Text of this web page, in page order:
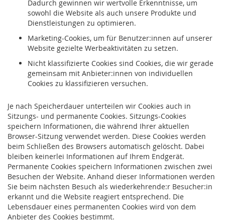
Dadurch gewinnen wir wertvolle Erkenntnisse, um
sowohl die Website als auch unsere Produkte und
Dienstleistungen zu optimieren.
Marketing-Cookies, um für Benutzer:innen auf unserer
Website gezielte Werbeaktivitäten zu setzen.
Nicht klassifizierte Cookies sind Cookies, die wir gerade
gemeinsam mit Anbieter:innen von individuellen
Cookies zu klassifizieren versuchen.
Je nach Speicherdauer unterteilen wir Cookies auch in
Sitzungs- und permanente Cookies. Sitzungs-Cookies
speichern Informationen, die während Ihrer aktuellen
Browser-Sitzung verwendet werden. Diese Cookies werden
beim Schließen des Browsers automatisch gelöscht. Dabei
bleiben keinerlei Informationen auf Ihrem Endgerät.
Permanente Cookies speichern Informationen zwischen zwei
Besuchen der Website. Anhand dieser Informationen werden
Sie beim nächsten Besuch als wiederkehrende:r Besucher:in
erkannt und die Website reagiert entsprechend. Die
Lebensdauer eines permanenten Cookies wird von dem
Anbieter des Cookies bestimmt.